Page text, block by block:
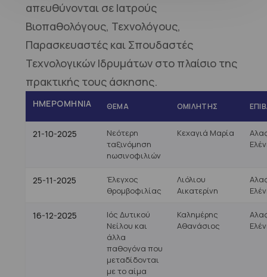
απευθύνονται σε Ιατρούς
Βιοπαθολόγους, Τεχνολόγους,
Παρασκευαστές και Σπουδαστές
Τεχνολογικών Ιδρυμάτων στο πλαίσιο της
πρακτικής τους άσκησης.
ΗΜΕΡΟΜΗΝΊΑ ΘΈΜΑ ΟΜΙΛΗΤΉΣ
21-10-2025
Νεότερη
ταξινόμηση
ηωσινοφιλιών
Κεχαγιά Μαρία
25-11-2025
Έλεγχος
θρομβοφιλίας
Λιόλιου
Αικατερίνη
16-12-2025
Ιός Δυτικού
Νείλου και
άλλα
παθογόνα που
μεταδίδονται
με το αίμα
Καλημέρης
Αθανάσιος